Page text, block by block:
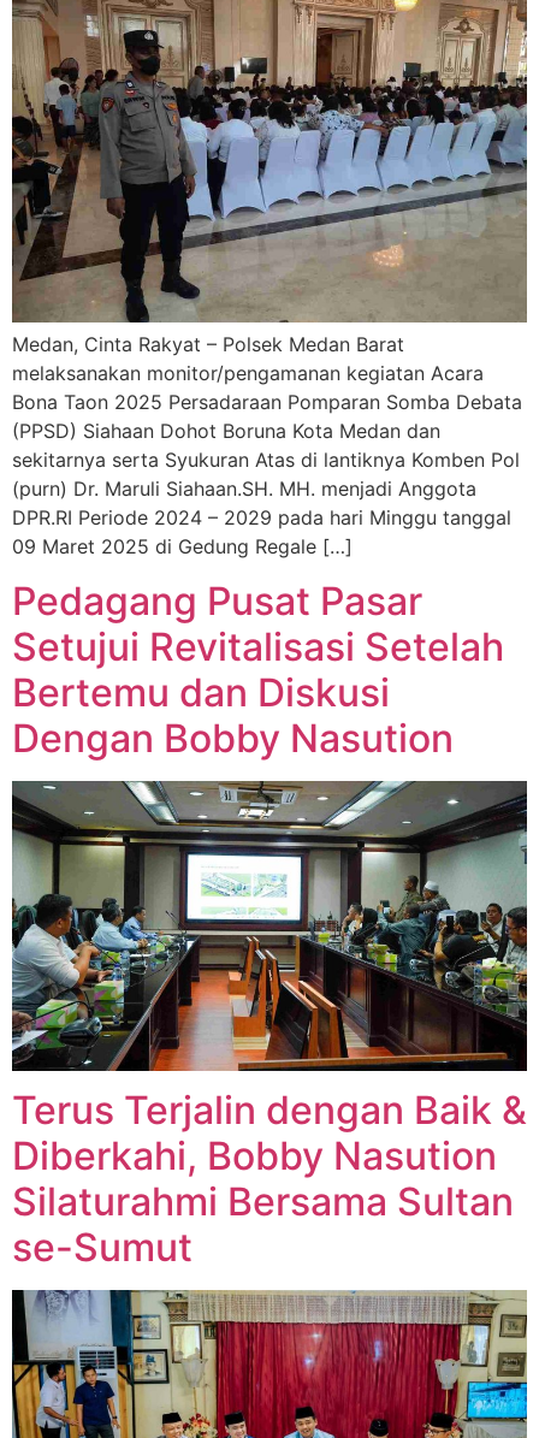
Medan, Cinta Rakyat – Polsek Medan Barat
melaksanakan monitor/pengamanan kegiatan Acara
Bona Taon 2025 Persadaraan Pomparan Somba Debata
(PPSD) Siahaan Dohot Boruna Kota Medan dan
sekitarnya serta Syukuran Atas di lantiknya Komben Pol
(purn) Dr. Maruli Siahaan.SH. MH. menjadi Anggota
DPR.RI Periode 2024 – 2029 pada hari Minggu tanggal
09 Maret 2025 di Gedung Regale […]
Pedagang Pusat Pasar
Setujui Revitalisasi Setelah
Bertemu dan Diskusi
Dengan Bobby Nasution
Terus Terjalin dengan Baik &
Diberkahi, Bobby Nasution
Silaturahmi Bersama Sultan
se-Sumut